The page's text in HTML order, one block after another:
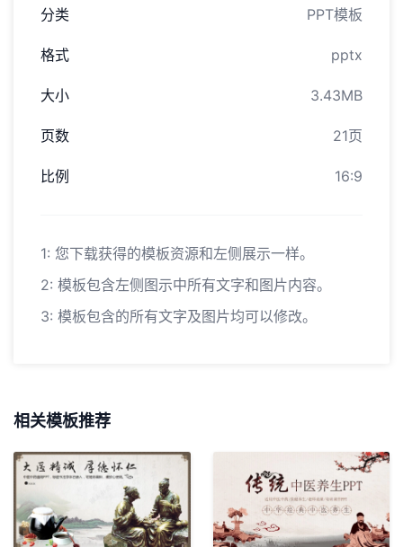
分类 PPT模板
格式 pptx
大小 3.43MB
页数 21页
比例 16:9
1: 您下载获得的模板资源和左侧展示一样。
2: 模板包含左侧图示中所有文字和图片内容。
3: 模板包含的所有文字及图片均可以修改。
相关模板推荐